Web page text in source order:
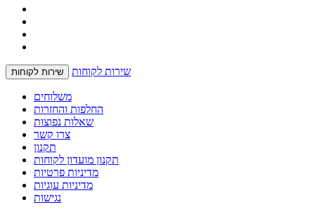
שירות לקוחות שירות לקוחות
משלוחים
החלפות והחזרות
שאלות נפוצות
צרו קשר
תקנון
תקנון מועדון לקוחות
מדיניות פרטיות
מדיניות עוגיות
נגישות